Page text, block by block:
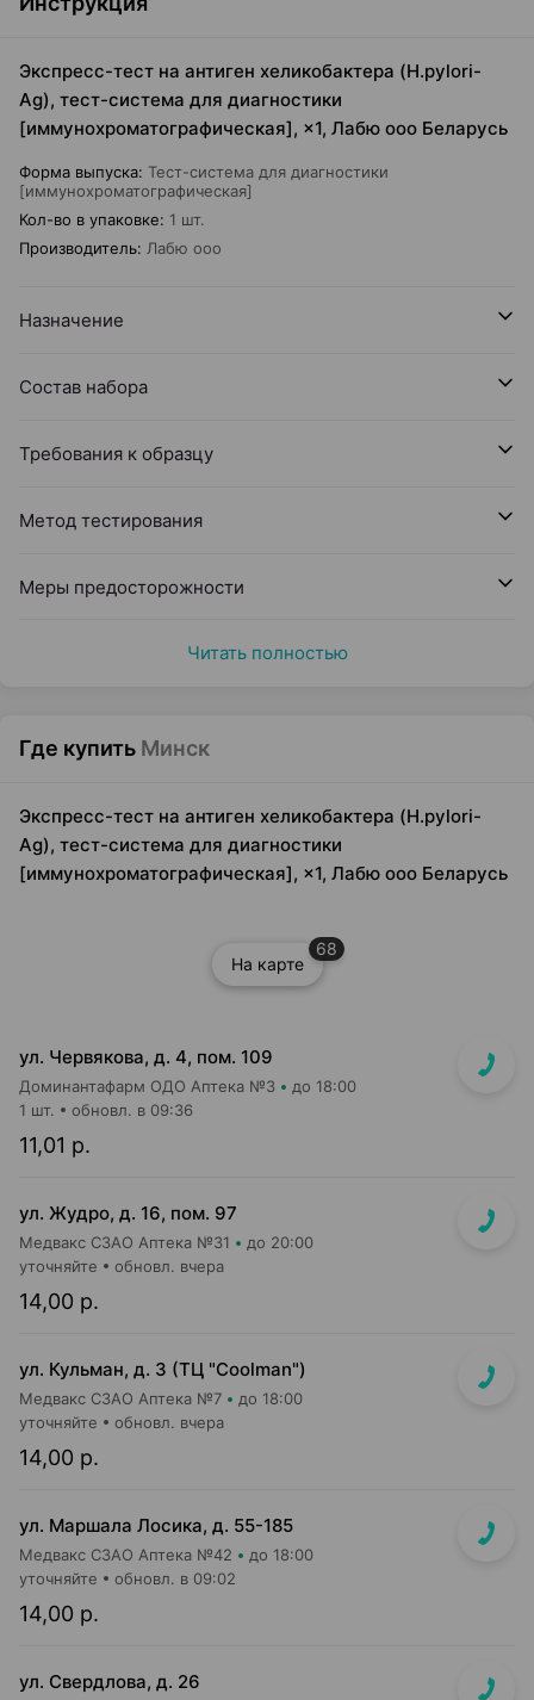
Экспресс-тест на антиген хеликобактера (H.pylori-
Ag), тест-система для диагностики
[иммунохроматографическая], ×1, Лабю ооо Беларусь
Форма выпуска: Тест-система для диагностики
[иммунохроматографическая]
Кол-во в упаковке: 1 шт.
Производитель: Лабю ооо
Назначение
Состав набора
Требования к образцу
Метод тестирования
Меры предосторожности
Читать полностью
Где купить Минск
Экспресс-тест на антиген хеликобактера (H.pylori-
Ag), тест-система для диагностики
[иммунохроматографическая], ×1, Лабю ооо Беларусь
На карте
68
ул. Червякова, д. 4, пом. 109
Доминантафарм ОДО Аптека №3 до 18:00
11,01 р.
1 шт. обновл. в 09:36
ул. Жудро, д. 16, пом. 97
Медвакс СЗАО Аптека №31 до 20:00
14,00 р.
уточняйте обновл. вчера
ул. Кульман, д. 3 (ТЦ "Coolman")
Медвакс СЗАО Аптека №7 до 18:00
14,00 р.
уточняйте обновл. вчера
ул. Маршала Лосика, д. 55-185
Медвакс СЗАО Аптека №42 до 18:00
14,00 р.
уточняйте обновл. в 09:02
ул. Свердлова, д. 26